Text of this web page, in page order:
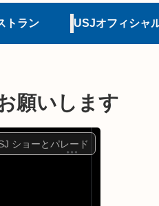
トラン
願いします
ショーとパレード